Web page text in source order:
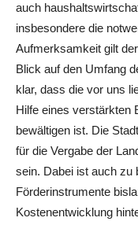
auch
insbesondere die
Aufmerksamkeit gilt
Blick auf den Umfang
klar, dass die vor uns
Hilfe eines verstärkten
bewältigen ist. Die
für die Vergabe der
sein. Dabei ist auch zu
Förderinstrumente
Kostenentwicklung